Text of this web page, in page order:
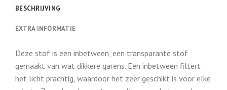
BESCHRIJVING
EXTRA INFORMATIE
Deze stof is een inbetween, een transparante stof
gemaakt van wat dikkere garens. Een inbetween filtert
het licht prachtig, waardoor het zeer geschikt is voor elke